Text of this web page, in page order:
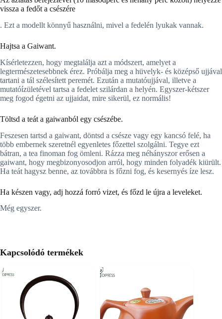
vissza a fedőt a csészére
. Ezt a modellt könnyű használni, mivel a fedelén lyukak vannak.
Hajtsa a Gaiwant.
Kísérletezzen, hogy megtalálja azt a módszert, amelyet a
legtermészetesebbnek érez. Próbálja meg a hüvelyk- és középső ujjával
tartani a tál szélesített peremét. Ezután a mutatóujjával, illetve a
mutatóízületével tartsa a fedelet szilárdan a helyén. Egyszer-kétszer
meg fogod égetni az ujjaidat, mire sikerül, ez normális!
Töltsd a teát a gaiwanból egy csészébe.
Feszesen tartsd a gaiwant, döntsd a csésze vagy egy kancsó felé, ha
több embernek szeretnél egyenletes főzettel szolgálni. Tegye ezt
bátran, a tea finoman fog ömleni. Rázza meg néhányszor erősen a
gaiwant, hogy megbizonyosodjon arról, hogy minden folyadék kiürült.
Ha teát hagysz benne, az továbbra is főzni fog, és kesernyés íze lesz.
Ha készen vagy, adj hozzá forró vizet, és főzd le újra a leveleket.
Még egyszer.
Kapcsolódó termékek